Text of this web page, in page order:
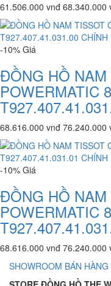
61.506.000 vnđ 68.340.000
-10% Giá
ĐỒNG HỒ
POWERMATIC
68.616.000 vnđ 76.240.000
-10% Giá
ĐỒNG HỒ
POWERMATIC
68.616.000 vnđ 76.240.000
SHOWROOM BÁN HÀNG